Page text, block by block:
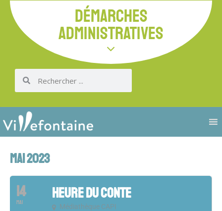
DÉMARCHES
ADMINISTRATIVES
MAI 2023
14
MAI
HEURE DU CONTE
Médiathèque CAPI